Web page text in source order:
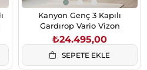
Kanyon Genç 3 Kapılı
Gardırop Vario Vizon
₺24.495,00
SEPETE EKLE